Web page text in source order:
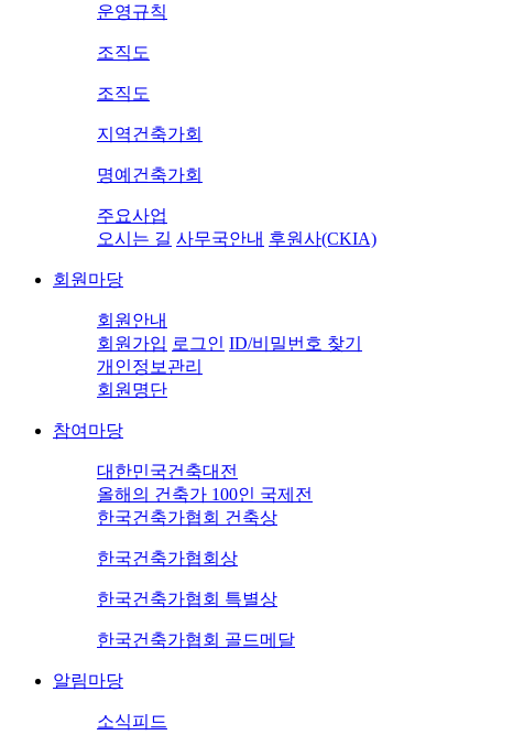
운영규칙
조직도
조직도
지역건축가회
명예건축가회
주요사업
오시는 길 사무국안내 후원사(CKIA)
회원마당
회원안내
회원가입 로그인 ID/비밀번호 찾기
개인정보관리
회원명단
참여마당
대한민국건축대전
올해의 건축가 100인 국제전
한국건축가협회 건축상
한국건축가협회상
한국건축가협회 특별상
한국건축가협회 골드메달
알림마당
소식피드